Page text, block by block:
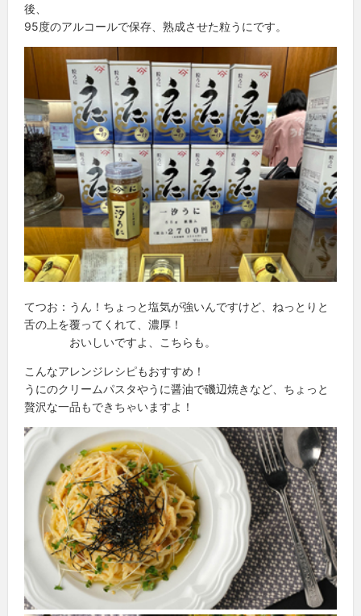
後、
95度のアルコールで保存、熟成させた粒うにです。
てつお：うん！ちょっと塩気が強いんですけど、ねっとりと
舌の上を覆ってくれて、濃厚！
おいしいですよ、こちらも。
こんなアレンジレシピもおすすめ！
うにのクリームパスタやうに醤油で磯辺焼きなど、ちょっと
贅沢な一品もできちゃいますよ！